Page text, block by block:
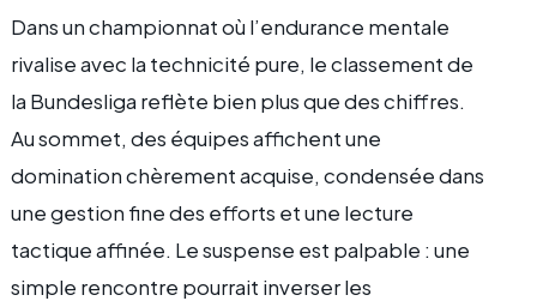
Dans un championnat où l’endurance mentale
rivalise avec la technicité pure, le classement de
la Bundesliga reflète bien plus que des chiffres.
Au sommet, des équipes affichent une
domination chèrement acquise, condensée dans
une gestion fine des efforts et une lecture
tactique affinée. Le suspense est palpable : une
simple rencontre pourrait inverser les